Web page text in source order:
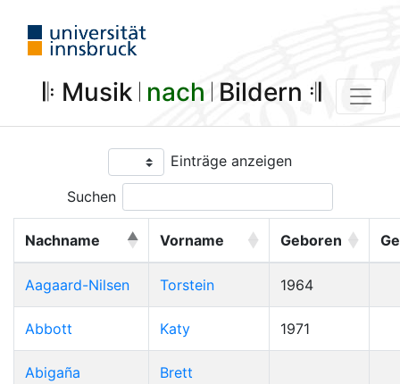
𝄆 Musik 𝄀 nach 𝄀 Bildern 𝄇
Einträge anzeigen
Suchen
Nachname Vorname Geboren
Aagaard-Nilsen Torstein 1964
Abbott Katy 1971
Abigaña Brett